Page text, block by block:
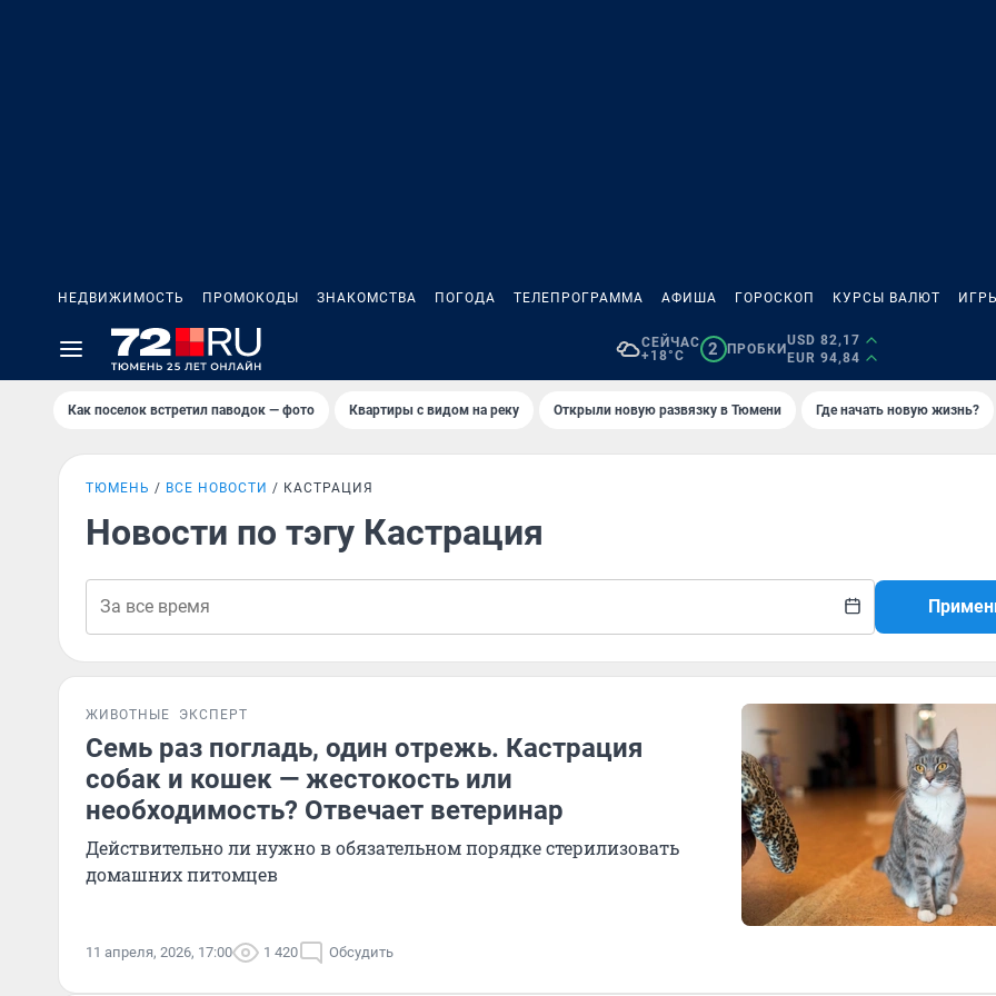
НЕДВИЖИМОСТЬ ПРОМОКОДЫ ЗНАКОМСТВА ПОГОДА ТЕЛЕПРОГРАММА АФИША ГОРОСКОП КУРСЫ ВАЛЮТ
СЕЙЧАС
+18°C
2 ПРОБКИ
USD 82,17
EUR 94,84
Как поселок встретил паводок — фото Квартиры с видом на реку Открыли новую развязку в Тюмени Где начать новую жизнь?
ТЮМЕНЬ ВСЕ НОВОСТИ КАСТРАЦИЯ
Новости по тэгу Кастрация
ЖИВОТНЫЕ ЭКСПЕРТ
Семь раз погладь, один отрежь. Кастрация
собак и кошек — жестокость или
необходимость? Отвечает ветеринар
Действительно ли нужно в обязательном порядке стерилизовать
домашних питомцев
11 апреля, 2026, 17:00 1 420 Обсудить